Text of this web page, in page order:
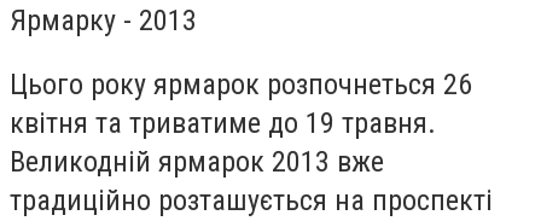
Ярмарку - 2013
Цього року ярмарок розпочнеться 26
квітня та триватиме до 19 травня.
Великодній ярмарок 2013 вже
традиційно розташується на проспекті